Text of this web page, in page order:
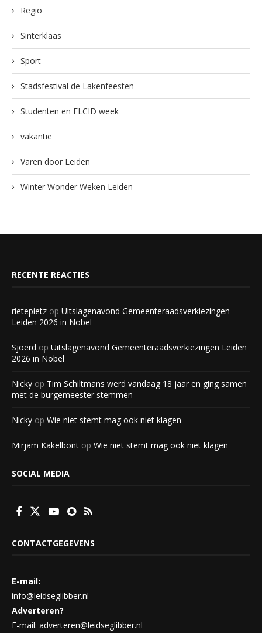
Regio
Sinterklaas
Sport
Stadsfestival de Lakenfeesten
Studenten en ELCID week
vakantie
Varen door Leiden
Winter Wonder Weken Leiden
RECENTE REACTIES
rietepietz op Uitslagenavond Gemeenteraadsverkiezingen
Leiden 2026 in Nobel
Sjoerd op Uitslagenavond Gemeenteraadsverkiezingen Leiden
2026 in Nobel
Nicky op Tim Schiltmans werd vandaag 18 jaar en ging samen
met de burgemeester stemmen
Nicky op Wie niet stemt mag ook niet klagen
Mirjam Kakelbont op Wie niet stemt mag ook niet klagen
SOCIAL MEDIA
CONTACTGEGEVENS
E-mail:
info@leidseglibber.nl
Adverteren?
E-mail: adverteren@leidseglibber.nl